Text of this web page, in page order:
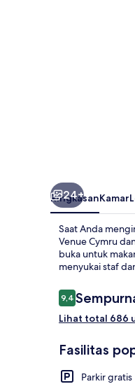
24+
RingkasanKamar
Saat Anda
Venue Cymru
buka untuk
menyukai staf
Ulasan
9,49,4 dari 10
Lihat total 686
Fasilitas
Parkir gratis